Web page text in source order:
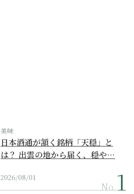
美味
日本酒通が頷く銘柄「天穏」と
は？ 出雲の地から届く、穏や…
2026/08/01
No.